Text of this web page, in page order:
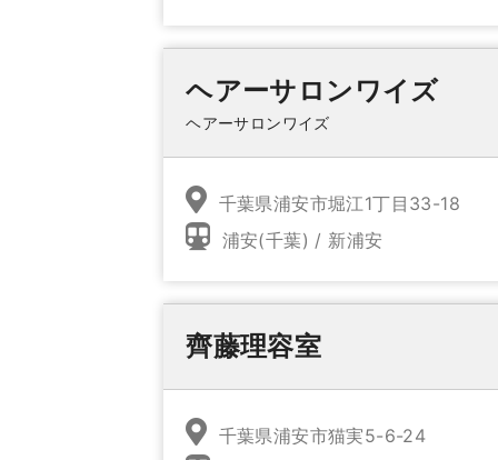
ヘアーサロンワイズ
ヘアーサロンワイズ
千葉県浦安市堀江1丁目33-18
浦安(千葉) / 新浦安
齊藤理容室
千葉県浦安市猫実5-6-24